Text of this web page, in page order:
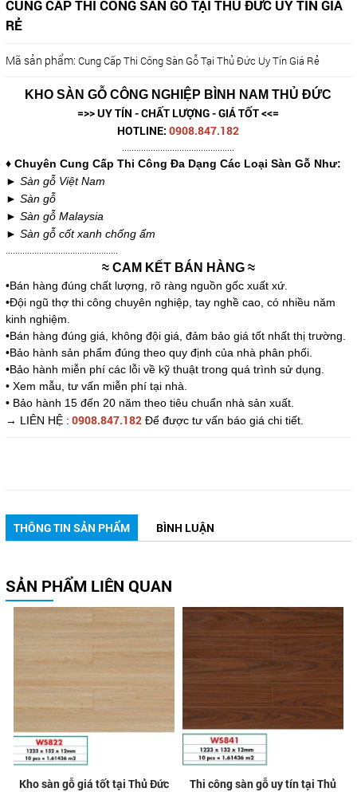
CUNG CẤP THI CÔNG SÀN GỖ TẠI THỦ ĐỨC UY TÍN GIÁ
RẺ
Mã sản phẩm: Cung Cấp Thi Công Sàn Gỗ Tại Thủ Đức Uy Tín Giá Rẻ
KHO SÀN GỖ CÔNG NGHIỆP BÌNH NAM THỦ ĐỨC
=>> UY TÍN - CHẤT LƯỢNG - GIÁ TỐT <<=
HOTLINE:0908.847.182
♦ Chuyên Cung Cấp Thi Công Đa Dạng Các Loại Sàn Gỗ Như:
► Sàn gỗ Việt Nam
► Sàn gỗ
► Sàn gỗ Malaysia
► Sàn gỗ cốt xanh chống ẩm
≈ CAM KẾT BÁN HÀNG ≈
•Bán hàng đúng chất lượng, rõ ràng nguồn gốc xuất xứ.
•Đội ngũ thợ thi công chuyên nghiệp, tay nghề cao, có nhiều năm
kinh nghiệm.
•Bán hàng đúng giá, không đội giá, đảm bảo giá tốt nhất thị trường.
•Bảo hành sản phẩm đúng theo quy định của nhà phân phối.
•Bảo hành miễn phí các lỗi về kỹ thuật trong quá trình sử dụng.
• Xem mẫu, tư vấn miễn phí tại nhà.
• Bảo hành 15 đến 20 năm theo tiêu chuẩn nhà sản xuất.
→ LIÊN HỆ : 0908.847.182Để được tư vấn báo giá chi tiết.
THÔNG TIN SẢN PHẨM BÌNH LUẬN
SẢN PHẨM LIÊN QUAN
Kho sàn gỗ giá tốt tại Thủ Đức
Thi công sàn gỗ uy tín tại Thủ